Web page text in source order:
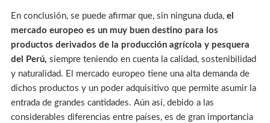
En conclusión, se puede afirmar que, sin ninguna duda, el
mercado europeo es un muy buen destino para los
productos derivados de la producción agrícola y pesquera
del Perú, siempre teniendo en cuenta la calidad, sostenibilidad
y naturalidad. El mercado europeo tiene una alta demanda de
dichos productos y un poder adquisitivo que permite asumir la
entrada de grandes cantidades. Aún así, debido a las
considerables diferencias entre países, es de gran importancia